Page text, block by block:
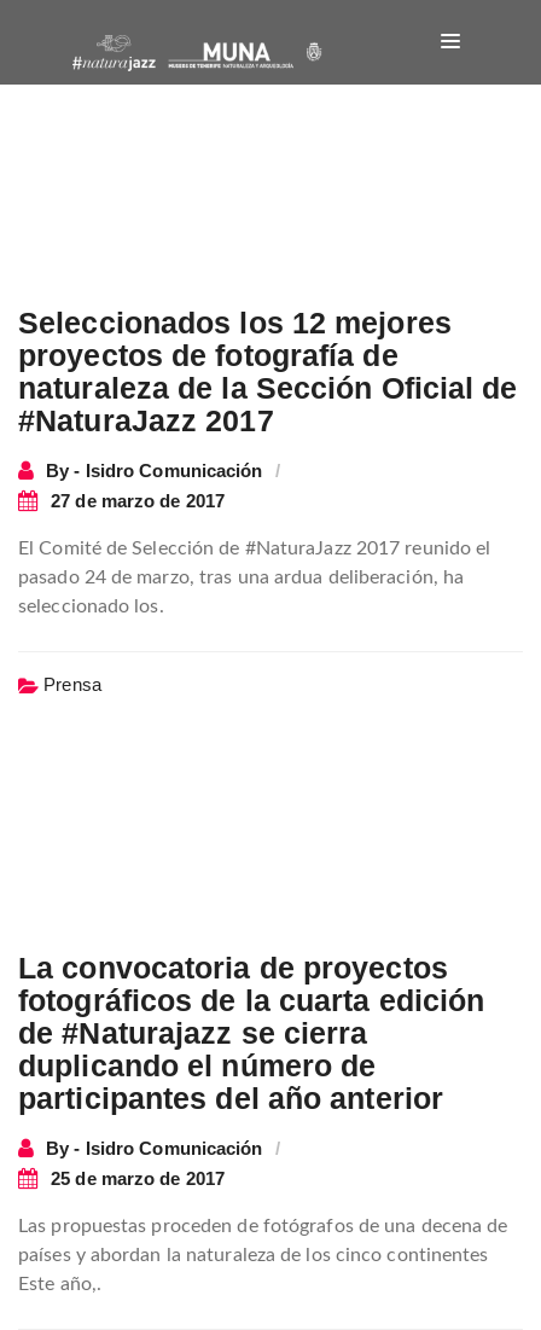
Seleccionados los 12 mejores
proyectos de fotografía de
naturaleza de la Sección Oficial de
#NaturaJazz 2017
By - Isidro Comunicación
27 de marzo de 2017
El Comité de Selección de #NaturaJazz 2017 reunido el
pasado 24 de marzo, tras una ardua deliberación, ha
seleccionado los.
Prensa
La convocatoria de proyectos
fotográficos de la cuarta edición
de #Naturajazz se cierra
duplicando el número de
participantes del año anterior
By - Isidro Comunicación
25 de marzo de 2017
Las propuestas proceden de fotógrafos de una decena de
países y abordan la naturaleza de los cinco continentes
Este año,.